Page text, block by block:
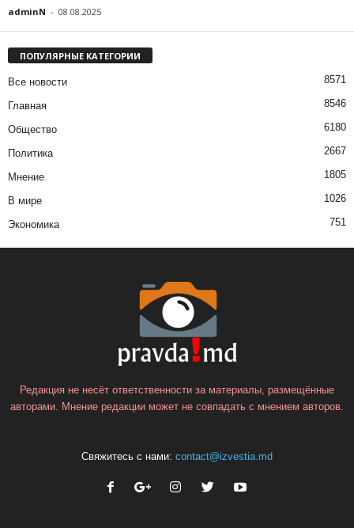
adminN - 08.08.2025
ПОПУЛЯРНЫЕ КАТЕГОРИИ
Все новости 8571
Главная 8546
Общество 6180
Политика 2667
Мнение 1805
В мире 1026
Экономика 751
Редакция не несёт ответственности за материалы, размещённые
авторами. Мнение редакции может не совпадать с мнением авторов.
Свяжитесь с нами: contact@izvestia.md